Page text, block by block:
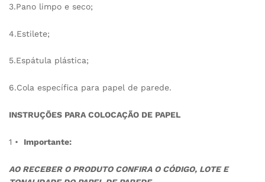
3.Pano limpo e seco;
4.Estilete;
5.Espátula plástica;
6.Cola específica para papel de parede.
INSTRUÇÕES PARA COLOCAÇÃO DE PAPEL
1 • Importante:
AO RECEBER O PRODUTO CONFIRA O CÓDIGO, LOTE E